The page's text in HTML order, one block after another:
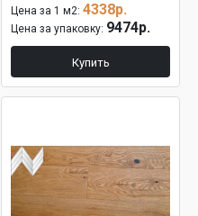
Цена за 1 м2: 4338р.
Цена за упаковку: 9474р.
Купить